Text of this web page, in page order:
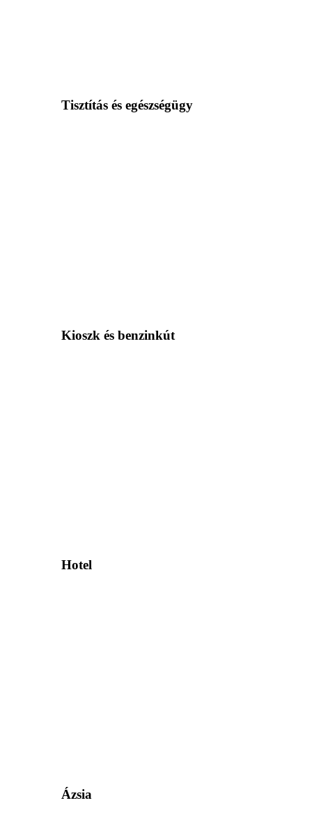
Tisztítás és egészségügy
Kioszk és benzinkút
Hotel
Ázsia